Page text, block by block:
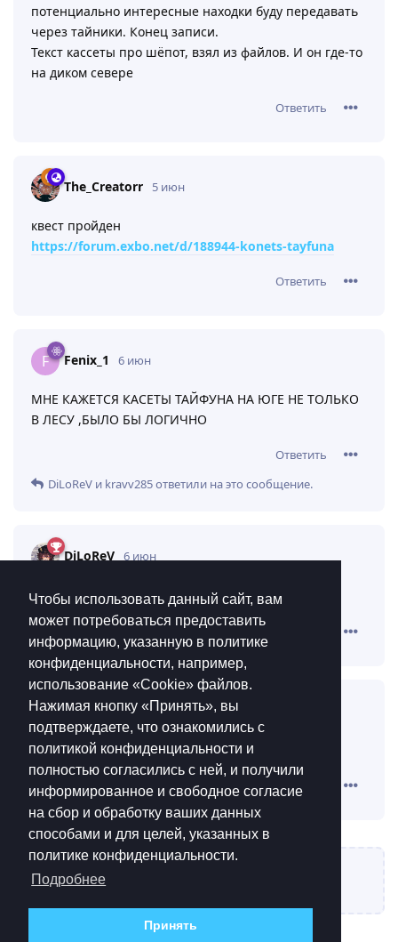
Чтобы использовать данный сайт, вам
может потребоваться предоставить
информацию, указанную в политике
конфиденциальности, например,
использование «Cookie»‎ файлов.
Нажимая кнопку «Принять», вы
подтверждаете, что ознакомились с
политикой конфиденциальности и
полностью согласились с ней, и получили
информированное и свободное согласие
на сбор и обработку ваших данных
способами и для целей, указанных в
политике конфиденциальности.
Подробнее
Принять
потенциально интересные находки буду передавать
через тайники. Конец записи.
Текст кассеты про шёпот, взял из файлов. И он где-то
на диком севере
Ответить
The_Creatorr 5 июн
квест пройден
https://forum.exbo.net/d/188944-konets-tayfuna
Ответить
F Fenix_1 6 июн
МНЕ КАЖЕТСЯ КАСЕТЫ ТАЙФУНА НА ЮГЕ НЕ ТОЛЬКО
В ЛЕСУ ,БЫЛО БЫ ЛОГИЧНО
Ответить
DiLoReV и kravv285ответили на это сообщение.
DiLoReV 6 июн
Fenix_1 квест пройден
kravv285 6 июн
Fenix_1 если кажется креститься надо
Ответить
Написать ответ...